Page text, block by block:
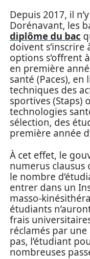
Depuis 2017, il
Dorénavant, les
diplôme du bac
doivent s’inscrire
options s’offrent
en première
santé (Paces), en
techniques des
sportives (Staps)
technologies
sélection, des
première année
À cet effet, le
numerus clausus
le nombre
entrer dans un
masso-
étudiants
frais
réclamés par une
pas, l’étudiant
nombreuses